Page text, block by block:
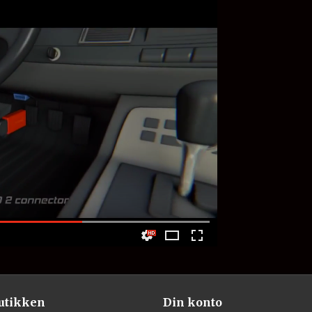
Din konto